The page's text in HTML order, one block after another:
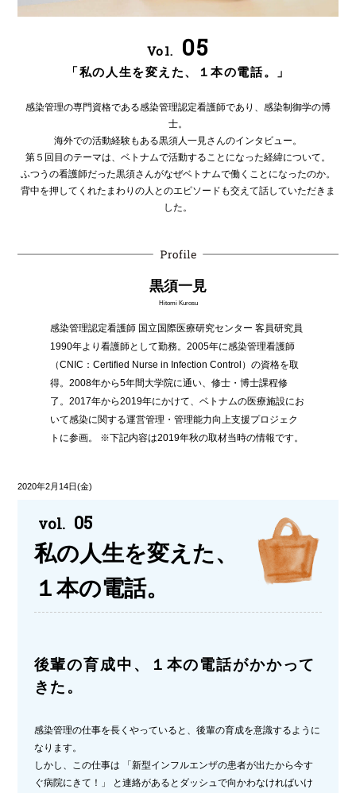
Vol. 05
「私の人生を変えた、１本の電話。」
感染管理の専門資格である感染管理認定看護師であり、感染制御学の博
士。
海外での活動経験もある黒須人一見さんのインタビュー。
第５回目のテーマは、ベトナムで活動することになった経緯について。
ふつうの看護師だった黒須さんがなぜベトナムで働くことになったのか。
背中を押してくれたまわりの人とのエピソードも交えて話していただきま
した。
黒須一見
Hitomi Kurosu
感染管理認定看護師 国立国際医療研究センター 客員研究員
1990年より看護師として勤務。2005年に感染管理看護師
（CNIC：Certified Nurse in Infection Control）の資格を取
得。2008年から5年間大学院に通い、修士・博士課程修
了。2017年から2019年にかけて、ベトナムの医療施設にお
いて感染に関する運営管理・管理能力向上支援プロジェク
トに参画。 ※下記内容は2019年秋の取材当時の情報です。
2020年2月14日(金)
vol. 05
私の人生を変えた、
１本の電話。
後輩の育成中、１本の電話がかかって
きた。
感染管理の仕事を長くやっていると、後輩の育成を意識するように
なります。
しかし、この仕事は 「新型インフルエンザの患者が出たから今す
ぐ病院にきて！」 と連絡があるとダッシュで向かわなければいけ